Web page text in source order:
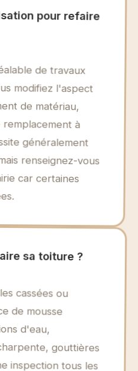
pour refaire
de travaux
modifiez l'aspect
de matériau,
remplacement à
généralement
renseignez-vous
car certaines
sa toiture ?
cassées ou
de mousse
d'eau,
gouttières
tous les
pas les fuites